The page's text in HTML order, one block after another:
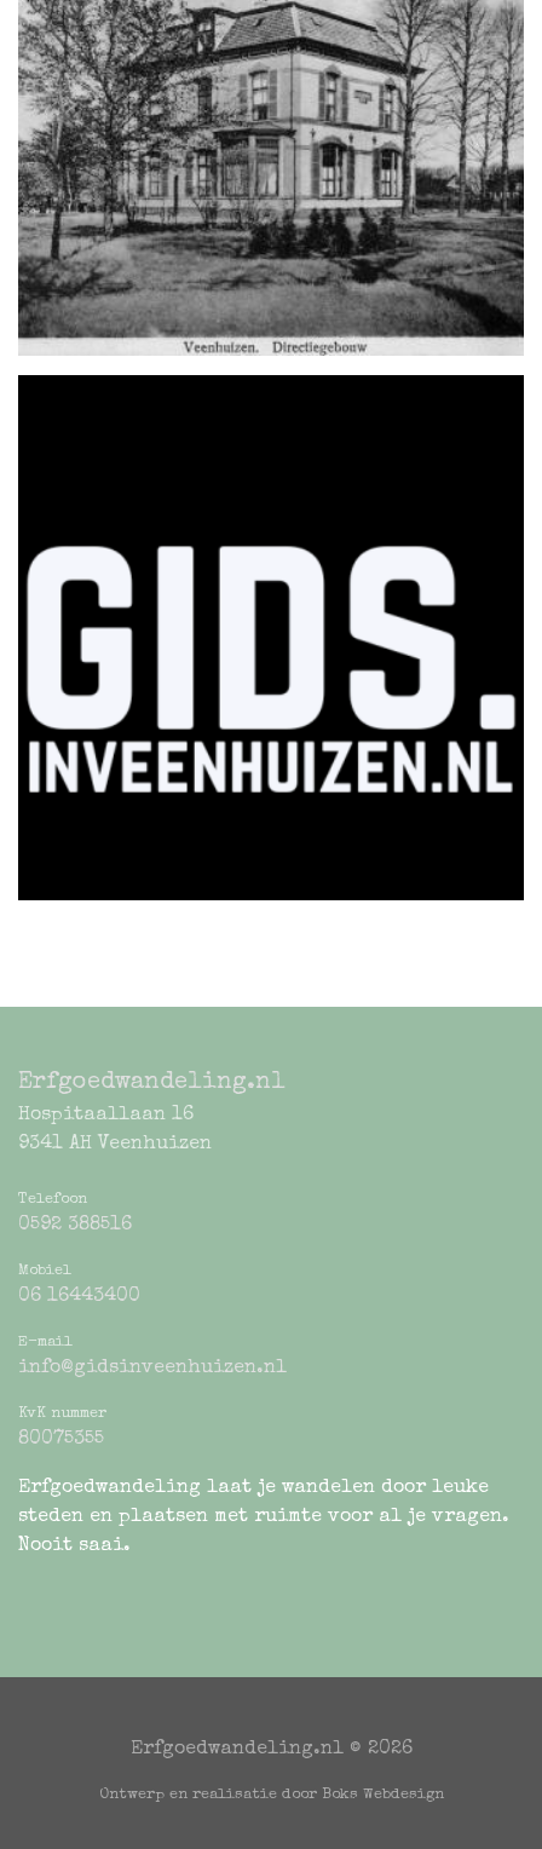
Erfgoedwandeling.nl
Hospitaallaan 16
9341 AH Veenhuizen
Telefoon
0592 388516
Mobiel
06 16443400
E-mail
info@gidsinveenhuizen.nl
KvK nummer
80075355
Erfgoedwandeling laat je wandelen door leuke
steden en plaatsen met ruimte voor al je vragen.
Nooit saai.
Erfgoedwandeling.nl © 2026
Ontwerp en realisatie door Boks Webdesign